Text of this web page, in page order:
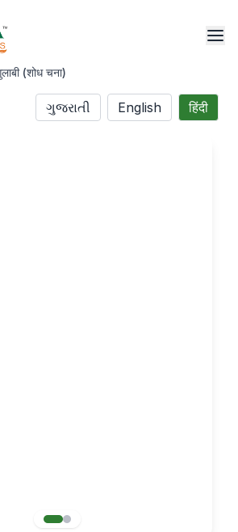
(शोध चना)
ગુજરાતી English हिंदी